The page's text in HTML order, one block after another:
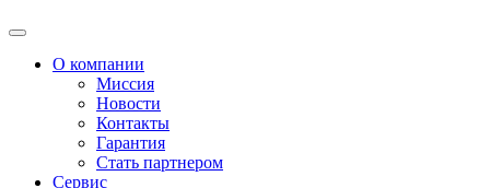
О компании
Миссия
Новости
Контакты
Гарантия
Стать партнером
Сервис